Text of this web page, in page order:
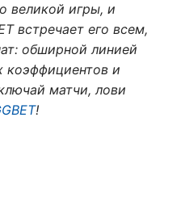
великой игры, и
встречает его всем,
обширной линией
коэффициентов и
матчи, лови
!